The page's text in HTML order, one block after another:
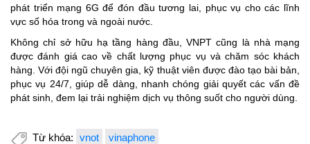
phát triển mạng 6G để đón đầu tương lai, phục vụ cho các lĩnh
vực số hóa trong và ngoài nước.
Không chỉ sở hữu hạ tầng hàng đầu, VNPT cũng là nhà mạng
được đánh giá cao về chất lượng phục vụ và chăm sóc khách
hàng. Với đội ngũ chuyên gia, kỹ thuật viên được đào tạo bài bản,
phục vụ 24/7, giúp dễ dàng, nhanh chóng giải quyết các vấn đề
phát sinh, đem lại trải nghiệm dịch vụ thông suốt cho người dùng.
Từ khóa: vnot
vinaphone